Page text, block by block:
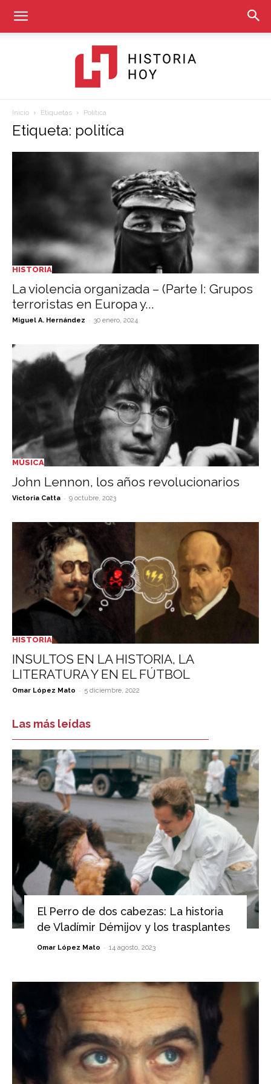
Hoy
Inicio Etiquetas Politíca
Etiqueta: politíca
HISTORIA
La violencia organizada – (Parte I: Grupos
terroristas en Europa y...
Miguel A. Hernández - 30 enero, 2024
MÚSICA
John Lennon, los años revolucionarios
Victoria Catta - 9 octubre, 2023
HISTORIA
INSULTOS EN LA HISTORIA, LA
LITERATURA Y EN EL FÚTBOL
Omar López Mato - 5 diciembre, 2022
Las más leídas
El Perro de dos cabezas: La historia
de Vladímir Démijov y los trasplantes
Omar López Mato - 14 agosto, 2023